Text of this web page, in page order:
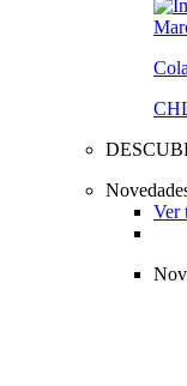
Ver